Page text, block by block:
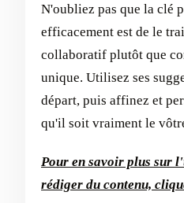
N'oubliez pas que la clé
efficacement est de le
collaboratif plutôt que
unique. Utilisez ses
départ, puis affinez et
qu'il soit vraiment le
Pour en savoir plus sur
rédiger du contenu,